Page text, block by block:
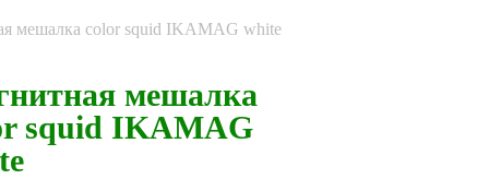
мешалка color squid IKAMAG white
мешалка
squid IKAMAG